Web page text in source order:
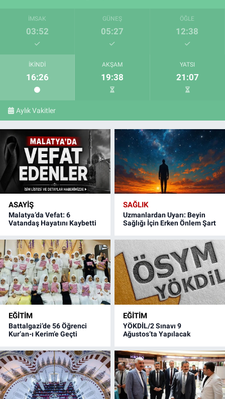
İMSAK
03:52
GÜNEŞ
05:27
ÖĞLE
12:38
İKINDI
16:26
AKŞAM
19:38
YATSI
21:07
Aylık Vakitler
ASAYIŞ
Malatya’da Vefat: 6
Vatandaş Hayatını Kaybetti
SAĞLIK
Uzmanlardan Uyarı: Beyin
Sağlığı İçin Erken Önlem Şart
EĞITIM
Battalgazi’de 56 Öğrenci
Kur’an-ı Kerim’e Geçti
EĞITIM
YÖKDİL/2 Sınavı 9
Ağustos’ta Yapılacak